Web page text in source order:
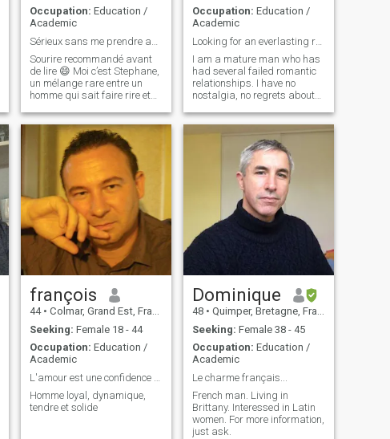
Occupation: Education /
Academic
Sourire recommandé avant
de lire 😄 Moi c’est Stephane,
un mélange rare entre un
homme qui sait faire rire et
(oui, ça existe encore !). Je
suis ici pour autre chose
qu’une collection de matchs :
je cherche une vraie connex
Occupation: Education /
Academic
Looking for an everlasting relationship of love
I am a mature man who has
had several failed romantic
relationships. I have no
nostalgia, no regrets about
has helped me grow
intellectually. I am well
educated and have great
respect for others. Without
bragging, I can say t
françois
44 • Colmar, Grand Est, France
Seeking: Female 18 - 44
Occupation: Education /
Academic
Homme loyal, dynamique,
tendre et solide
Dominique
48 • Quimper, Bretagne, France
Seeking: Female 38 - 45
Occupation: Education /
Academic
Le charme français...
French man. Living in
Brittany. Interessed in Latin
women. For more information,
just ask.